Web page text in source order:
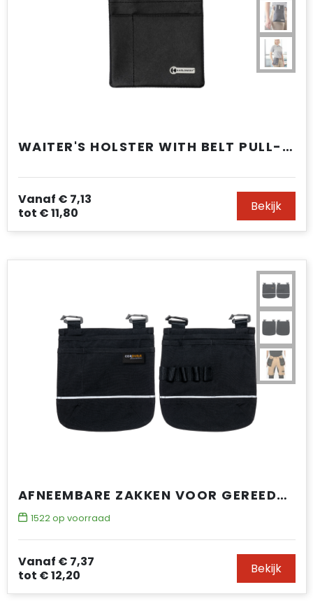
WAITER'S HOLSTER WITH BELT PULL-THROUGH
Vanaf € 7,13
tot € 11,80 Bekijk
AFNEEMBARE ZAKKEN VOOR GEREEDSCHAP
1522op voorraad
Vanaf € 7,37
tot € 12,20 Bekijk